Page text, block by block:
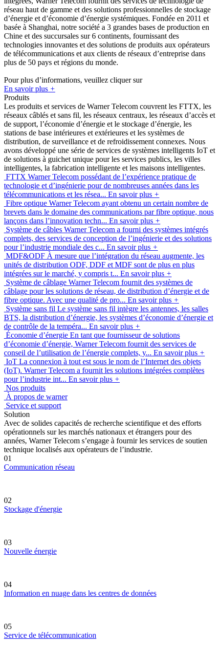
réseau haut de gamme et des solutions professionnelles de stockage
d’énergie et d’économie d’énergie systémiques. Fondée en 2011 et
basée à Shanghai, notre société a 3 grandes bases de production en
Chine et des succursales sur 6 continents, fournissant des
technologies innovantes et des solutions de produits aux opérateurs
de télécommunications et aux clients de réseaux d’entreprise dans
plus de 50 pays et régions du monde.
Pour plus d’informations, veuillez cliquer sur
En savoir plus +
Produits
Les produits et services de Warner Telecom couvrent les FTTX, les
réseaux câblés et sans fil, les réseaux centraux, les réseaux d’accès et
de support, l’économie d’énergie et le stockage d’énergie, les
stations de base intérieures et extérieures et les systèmes de
distribution, de surveillance et de refroidissement connexes. Nous
avons développé une série de services de systèmes intelligents IoT et
de solutions à guichet unique pour les services publics, les villes
intelligentes, la fabrication intelligente et les maisons intelligentes.
FTTX Warner Telecom possédant de l’expérience pratique de
technologie et d’ingénierie pour de nombreuses années dans les
télécommunications et les résea... En savoir plus +
Fibre optique Warner Telecom ayant obtenu un certain nombre de
brevets dans le domaine des communications par fibre optique, nous
lançons dans l’innovation techn... En savoir plus +
Système de câbles Warner Telecom a fourni des systèmes intégrés
complets, des services de conception de l’ingénierie et des solutions
pour l’industrie mondiale des c... En savoir plus +
MDF&ODF À mesure que l’intégration du réseau augmente, les
unités de distribution ODF, DDF et MDF sont de plus en plus
intégrées sur le marché, y compris t... En savoir plus +
Système de câblage Warner Telecom fournit des systèmes de
câblage pour les solutions de réseau, de distribution d’énergie et de
fibre optique. Avec une qualité de pro... En savoir plus +
Système sans fil Le système sans fil intègre les antennes, les salles
BTS, la distribution d’énergie, les systèmes d’économie d’énergie et
de contrôle de la tempéra... En savoir plus +
Économie d’énergie En tant que fournisseur de solutions
d’économie d’énergie, Warner Telecom fournit des services de
conseil de l’utilisation de l’énergie complets, y... En savoir plus +
IoT La connexion à tout est sous le nom de l’Internet des objets
(IoT). Warner Telecom a fournit les solutions intégrées complètes
pour l’industrie int... En savoir plus +
Nos produits
À propos de warner
Service et support
Solution
Avec de solides capacités de recherche scientifique et des efforts
opérationnels sur les marchés nationaux et étrangers pour des
années, Warner Telecom s’engage à fournir les services de soutien
technique localisés aux opérateurs de l’industrie.
01
Communication réseau
02
Stockage d'énergie
03
Nouvelle énergie
04
Information en nuage dans les centres de données
05
Service de télécommunication